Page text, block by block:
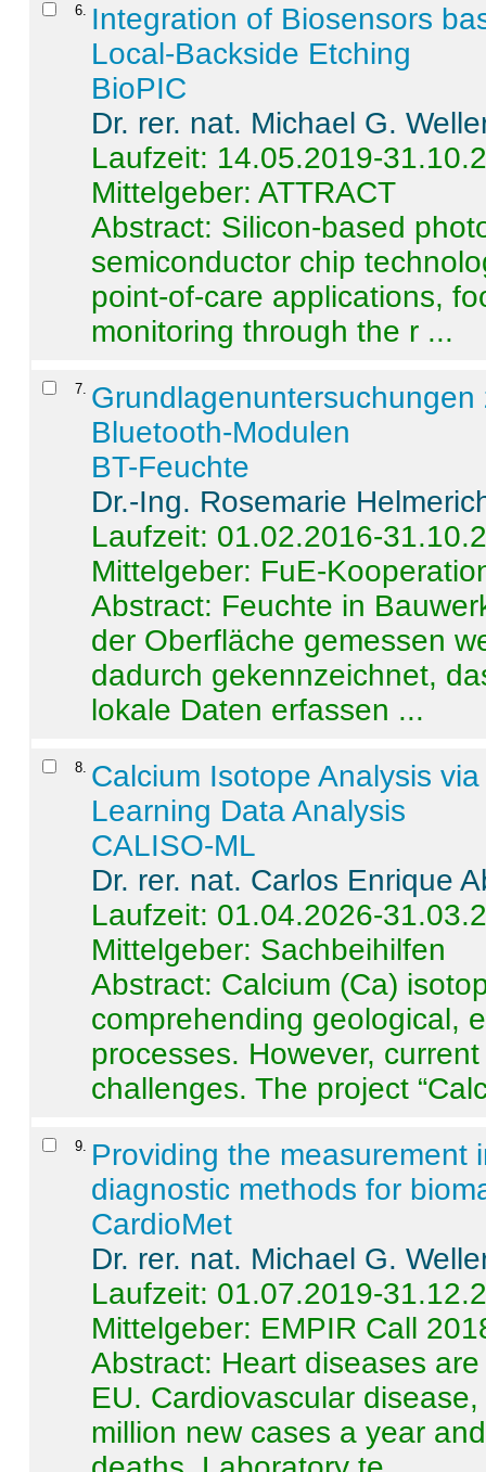
6
Integration of Biosensors
Local-Backside Etching
BioPIC
Dr. rer. nat. Michael G.
Laufzeit: 14.05.2019-
Mittelgeber: ATTRACT
Abstract: Silicon-based
semiconductor chip
point-of-care applications,
monitoring through the r ...
7
Bluetooth-Modulen
BT-Feuchte
Dr.-Ing. Rosemarie
Laufzeit: 01.02.2016-
Mittelgeber: FuE-
Abstract: Feuchte in
der Oberfläche gemessen
dadurch gekennzeichnet,
lokale Daten erfassen ...
8 Calcium Isotope Analysis
Learning Data Analysis
CALISO-ML
Dr. rer. nat. Carlos Enrique
Laufzeit: 01.04.2026-
Mittelgeber: Sachbeihilfen
Abstract: Calcium (Ca)
comprehending geological,
processes. However,
challenges. The project
9
Providing the measurement
diagnostic methods for
CardioMet
Dr. rer. nat. Michael G.
Laufzeit: 01.07.2019-
Mittelgeber: EMPIR Call
Abstract: Heart diseases
EU. Cardiovascular
million new cases a year